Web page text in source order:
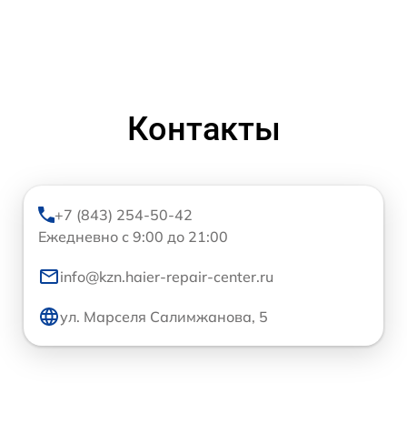
Контакты
+7 (843) 254-50-42
Ежедневно с 9:00 до 21:00
info@kzn.haier-repair-center.ru
ул. Марселя Салимжанова, 5